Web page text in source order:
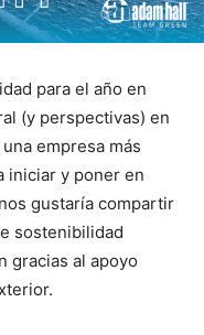
para el año en
(y perspectivas) en
empresa más
iniciar y poner en
gustaría compartir
sostenibilidad
gracias al apoyo